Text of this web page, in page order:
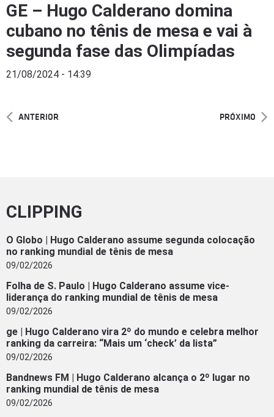
GE – Hugo Calderano domina
cubano no tênis de mesa e vai à
segunda fase das Olimpíadas
21/08/2024 - 14:39
ANTERIOR PRÓXIMO
CLIPPING
O Globo | Hugo Calderano assume segunda colocação
no ranking mundial de tênis de mesa
09/02/2026
Folha de S. Paulo | Hugo Calderano assume vice-
liderança do ranking mundial de tênis de mesa
09/02/2026
ge | Hugo Calderano vira 2º do mundo e celebra melhor
ranking da carreira: “Mais um ‘check’ da lista”
09/02/2026
Bandnews FM | Hugo Calderano alcança o 2º lugar no
ranking mundial de tênis de mesa
09/02/2026